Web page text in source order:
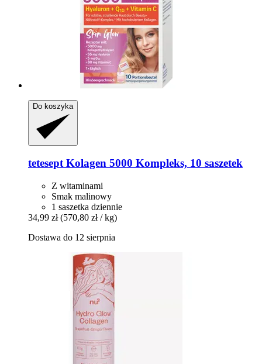
Do koszyka
tetesept Kolagen 5000 Kompleks, 10 saszetek
Z witaminami
Smak malinowy
1 saszetka dziennie
34,99 zł (570,80 zł / kg)
Dostawa do 12 sierpnia